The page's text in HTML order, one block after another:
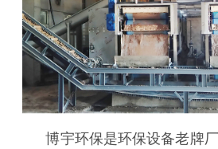
博宇环保是环保设备老牌